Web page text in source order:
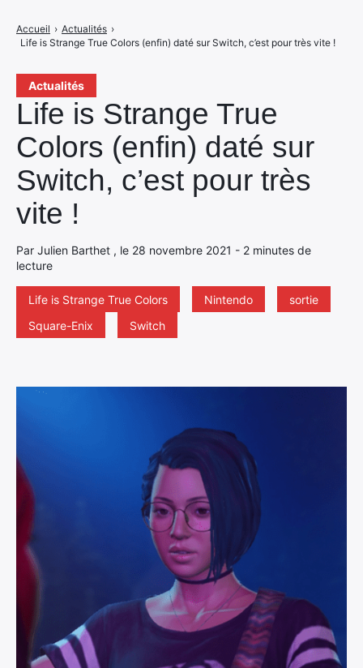
Actualités
Life is Strange True
Colors (enfin) daté sur
Switch, c’est pour très
vite !
Par Julien Barthet , le 28 novembre 2021 - 2 minutes de
lecture
Life is Strange True Colors Nintendo
sortie
Square-Enix
Switch
Accueil › Actualités ›
Life is Strange True Colors (enfin) daté sur Switch, c’est pour très vite !